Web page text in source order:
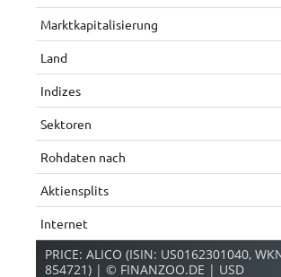
Marktkapitalisierung
Land
Indizes
Sektoren
Rohdaten nach
Aktiensplits
Internet
PRICE: ALICO (ISIN: US0162301040,
854721) | © FINANZOO.DE | USD